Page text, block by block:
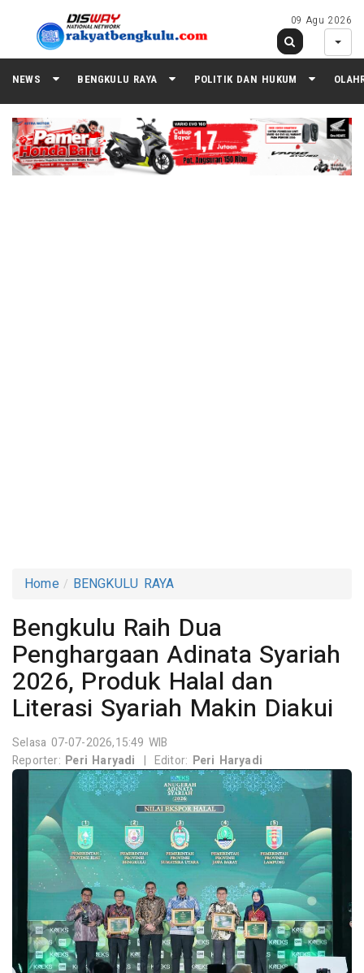
09 Agu 2026
NEWS BENGKULU RAYA POLITIK DAN HUKUM
Home BENGKULU RAYA
Bengkulu Raih Dua
Penghargaan Adinata Syariah
2026, Produk Halal dan
Literasi Syariah Makin Diakui
Selasa 07-07-2026,15:49 WIB
Reporter: Peri Haryadi | Editor: Peri Haryadi